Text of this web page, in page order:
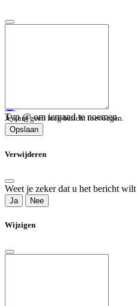
Typ @ om iemand te noemen.
😀
Je kunt geen leeg bericht toevoegen.
Opslaan
Verwijderen
Weet je zeker dat u het bericht
Ja Nee
Wijzigen